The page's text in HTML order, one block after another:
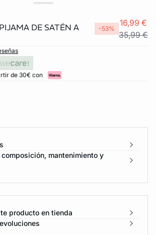
DE SATÉN A
-53%
16,99 €
35,99 €
de 30€ con
mantenimiento y
producto en tienda